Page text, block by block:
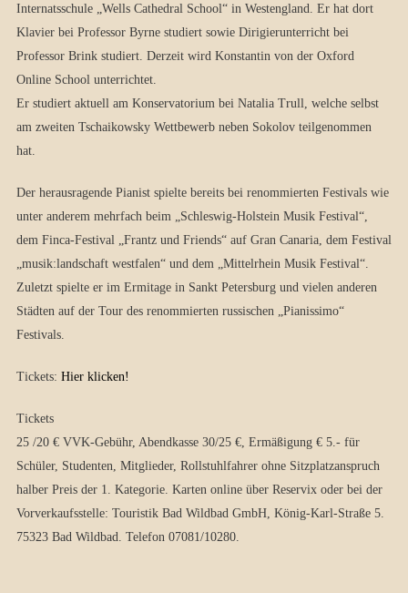
Internatsschule „Wells Cathedral School“ in Westengland. Er hat dort
Klavier bei Professor Byrne studiert sowie Dirigierunterricht bei
Professor Brink studiert. Derzeit wird Konstantin von der Oxford
Online School unterrichtet.
Er studiert aktuell am Konservatorium bei Natalia Trull, welche selbst
am zweiten Tschaikowsky Wettbewerb neben Sokolov teilgenommen
hat.
Der herausragende Pianist spielte bereits bei renommierten Festivals wie
unter anderem mehrfach beim „Schleswig-Holstein Musik Festival“,
dem Finca-Festival „Frantz und Friends“ auf Gran Canaria, dem Festival
„musik:landschaft westfalen“ und dem „Mittelrhein Musik Festival“.
Zuletzt spielte er im Ermitage in Sankt Petersburg und vielen anderen
Städten auf der Tour des renommierten russischen „Pianissimo“
Festivals.
Tickets: Hier klicken!
Tickets
25 /20 € VVK-Gebühr, Abendkasse 30/25 €, Ermäßigung € 5.- für
Schüler, Studenten, Mitglieder, Rollstuhlfahrer ohne Sitzplatzanspruch
halber Preis der 1. Kategorie. Karten online über Reservix oder bei der
Vorverkaufsstelle: Touristik Bad Wildbad GmbH, König-Karl-Straße 5.
75323 Bad Wildbad. Telefon 07081/10280.